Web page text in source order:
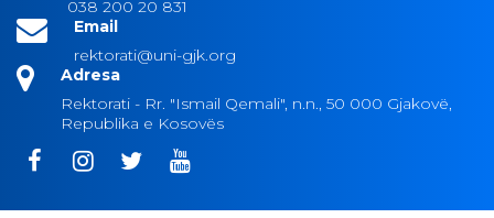
038 200 20 831
Email
rektorati@uni-gjk.org
Adresa
Rektorati - Rr. "Ismail Qemali", n.n., 50 000 Gjakovë,
Republika e Kosovës